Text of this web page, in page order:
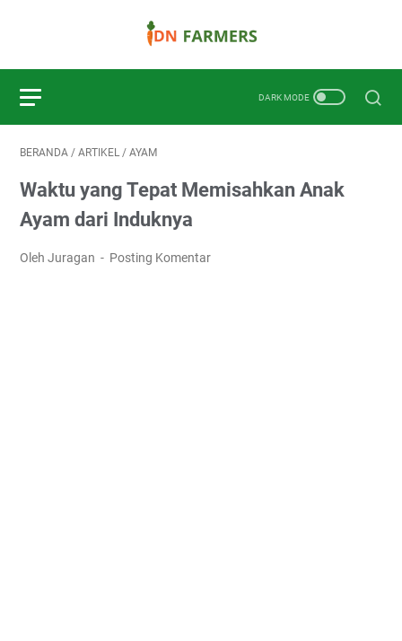
BERANDA / ARTIKEL / AYAM
Waktu yang Tepat Memisahkan Anak
Ayam dari Induknya
Oleh Juragan Posting Komentar